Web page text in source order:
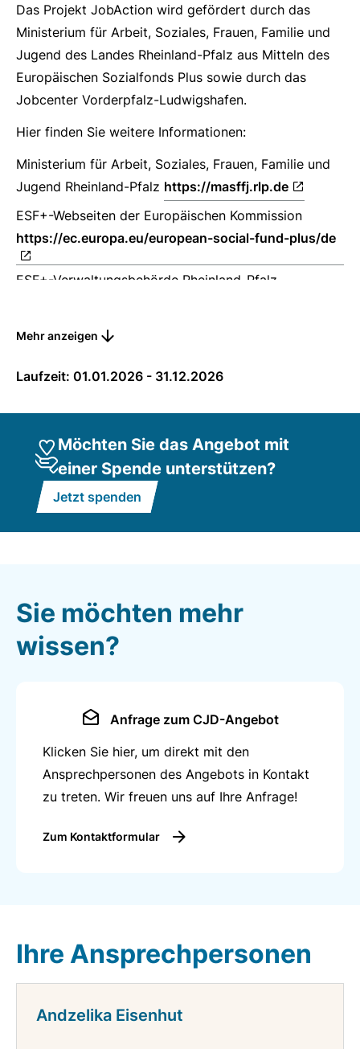
Bau von Insektenhotels, Hochbeeten und
Pflanzkästen
Bau von Palettenmöbeln
Herstellung von Marmelade aus selbst gesammeltem
Erlernen von weiteren Techniken zur Haltbarmachung
von Lebensmitteln
Ressourcenschonenden Kochen
Nähen von Taschen aus Reststoffen oder abgelegter
(Jeans-) Kleidung ...
Praktika
Berufsorientierung und trainieren den Berufsalltag.
Förderunterricht
Allgemeine Grundlagen wie Deutsch, Mathematik,
Wirtschafts- und Sozialkunde
Sprachförderung
Schlüsselqualifikationen
Bewerbungstraining
Medienkompetenz, Training am PC
Das Projekt JobAction wird gefördert durch das
Ministerium für Arbeit, Soziales, Frauen, Familie und
Jugend des Landes Rheinland-Pfalz aus Mitteln des
Europäischen Sozialfonds Plus sowie durch das
Jobcenter Vorderpfalz-Ludwigshafen.
Hier finden Sie weitere Informationen:
Ministerium für Arbeit, Soziales, Frauen, Familie und
Jugend Rheinland-Pfalz https://masffj.rlp.de
ESF+-Webseiten der Europäischen Kommission
https://ec.europa.eu/european-social-fund-plus/de
ESF+-Verwaltungsbehörde Rheinland-Pfalz
Mehr anzeigen
Laufzeit: 01.01.2026 - 31.12.2026
Möchten Sie das Angebot mit
einer Spende unterstützen?
Jetzt spenden
Sie möchten mehr
wissen?
Anfrage zum CJD-Angebot
Klicken Sie hier, um direkt mit den
Ansprechpersonen des Angebots in Kontakt
zu treten. Wir freuen uns auf Ihre Anfrage!
Zum Kontaktformular
Ihre Ansprechpersonen
Andzelika Eisenhut